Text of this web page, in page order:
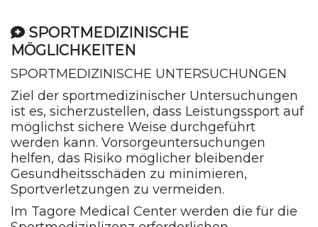
SPORTMEDIZINISCHE
MÖGLICHKEITEN
SPORTMEDIZINISCHE UNTERSUCHUNGEN
Ziel der sportmedizinischer Untersuchungen
ist es, sicherzustellen, dass Leistungssport auf
möglichst sichere Weise durchgeführt
werden kann. Vorsorgeuntersuchungen
helfen, das Risiko möglicher bleibender
Gesundheitsschäden zu minimieren,
Sportverletzungen zu vermeiden.
Im Tagore Medical Center werden die für die